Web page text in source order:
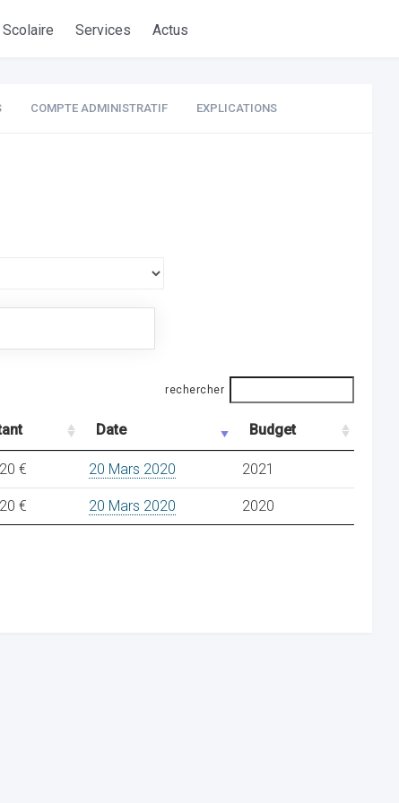
Scolaire Services Actus
COMPTE ADMINISTRATIF EXPLICATIONS
rechercher
Date Budget
€ 20 Mars 2020 2021
€ 20 Mars 2020 2020